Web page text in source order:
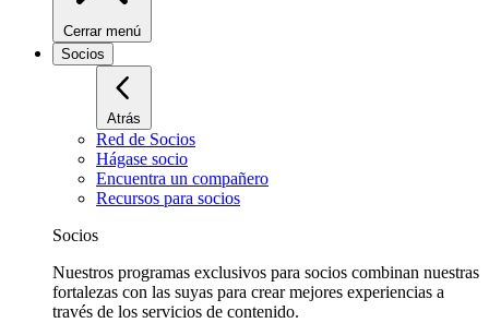
Cerrar menú
Socios
Atrás
Red de Socios
Hágase socio
Encuentra un compañero
Recursos para socios
Socios
Nuestros programas exclusivos para socios combinan nuestras
fortalezas con las suyas para crear mejores experiencias a
través de los servicios de contenido.